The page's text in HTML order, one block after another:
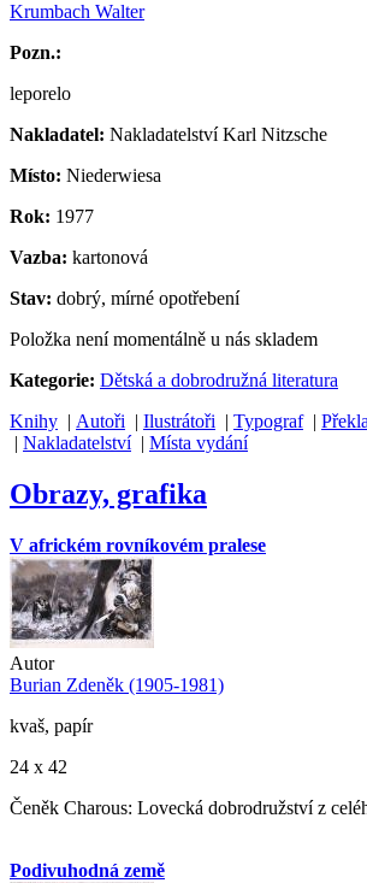
Krumbach Walter
Pozn.:
leporelo
Nakladatel: Nakladatelství Karl Nitzsche
Místo: Niederwiesa
Rok: 1977
Vazba: kartonová
Stav: dobrý, mírné opotřebení
Položka není momentálně u nás skladem
Kategorie: Dětská a dobrodružná literatura
Knihy | Autoři | Ilustrátoři | Typograf|
| Nakladatelství| Místa vydání
Obrazy, grafika
V africkém rovníkovém pralese
Autor
Burian Zdeněk (1905-1981)
kvaš, papír
24 x 42
Čeněk Charous: Lovecká dobrodružství z
Podivuhodná země